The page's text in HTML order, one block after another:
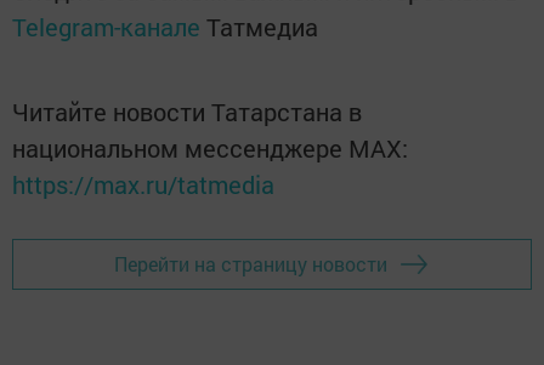
Telegram-канале Татмедиа
Читайте новости Татарстана в
национальном мессенджере MАХ:
https://max.ru/tatmedia
Перейти на страницу новости